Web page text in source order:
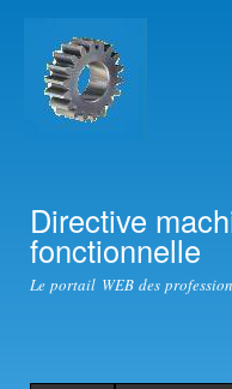
Directive
fonctionnelle
Le portail WEB des